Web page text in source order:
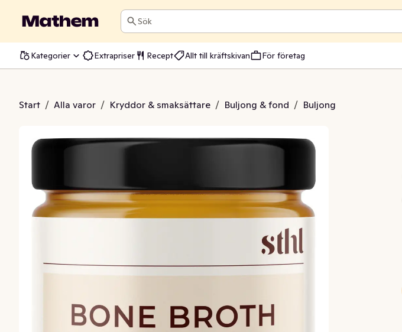
Sök
Kategorier Extrapriser Recept Allt till kräftskivan För företag
Start / Alla varor / Kryddor & smaksättare / Buljong & fond / Buljong
Broth EKO